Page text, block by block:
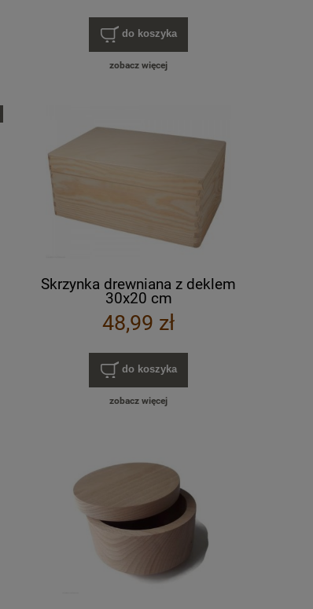
do koszyka
zobacz więcej
Skrzynka drewniana z deklem
30x20 cm
48,99 zł
do koszyka
zobacz więcej